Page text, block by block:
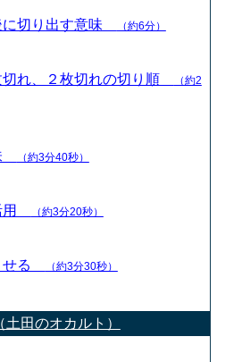
に切り出す意味 （約6分）
切れ、２枚切れの切り順
（約2
（約3分40秒）
用 （約3分20秒）
せる （約3分30秒）
田のオカルト）